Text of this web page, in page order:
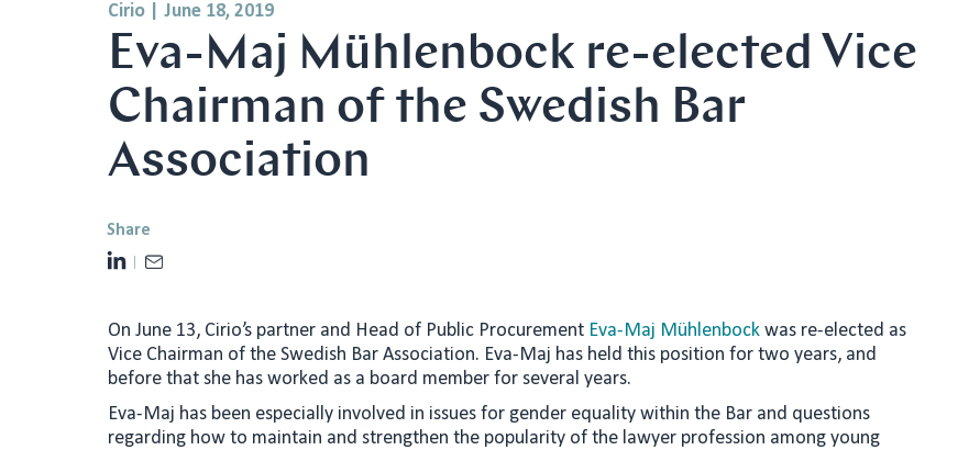
Cirio |June 18, 2019
Eva-Maj Mühlenbock re-elected Vice
Chairman of the Swedish Bar
Association
Share
L
e
I
l
On June 13, Cirio’s partner and Head of Public Procurement Eva-Maj Mühlenbockwas re-elected as
Vice Chairman of the Swedish Bar Association. Eva-Maj has held this position for two years, and
before that she has worked as a board member for several years.
Eva-Maj has been especially involved in issues for gender equality within the Bar and questions
regarding how to maintain and strengthen the popularity of the lawyer profession among young